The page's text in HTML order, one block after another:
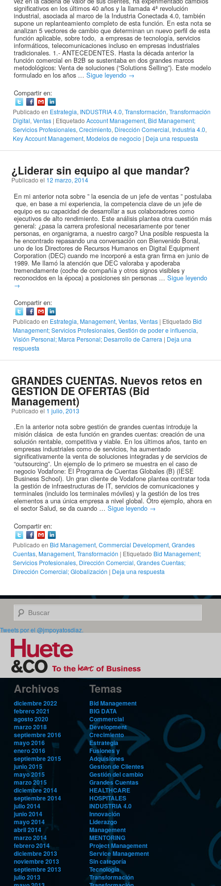
significativos en los últimos 40 años y la llamada 4ª revolución
industrial, asociada al marco de la Industria Conectada 4.0, también
supone un replanteamiento completo de esta función. En esta nota se
analizan 5 vectores de cambio que determinan un nuevo perfil de esta
función aplicable, sobre todo, a empresas de tecnología, servicios
informáticos, telecomunicaciones incluso en empresas industriales
tradicionales. 1.- ANTECEDENTES. Hasta la década anterior la
función comercial en B2B se sustentaba en dos grandes marcos
metodológicos: Venta de soluciones (“Solutions Selling”). Este modelo
formulado en los años …Sigue leyendo →
Compartir en:
Publicado en Estrategia, INDUSTRIA 4.0,Transformación,Transformación
Digital,Ventas | Etiquetado Account Management, Bid Management;
Servicios Profesionales,Crecimiento, Dirección Comercial, Industria 4.0,
Key Account Management,Modelos de negocio | Deja una respuesta
¿Liderar sin equipo al que mandar?
Publicado el 12 marzo, 2014
En mi anterior nota sobre ” la esencia de un jefe de ventas ” postulaba
que, en base a mi experiencia, la competencia clave de un jefe de
equipo es su capacidad de desarrollar a sus colaboradores como
ejecutivos de alto rendimiento. Este análisis plantea otra cuestión más
general: ¿pasa la carrera profesional necesariamente por tener
personas, en organigrama, a nuestro cargo? Una posible respuesta la
he encontrado repasando una conversación con Bienvenido Bonal,
uno de los Directores de Recursos Humanos en Digital Equipment
Corporation (DEC) cuando me incorporé a esta gran firma en junio de
1989. Me llamó la atención que DEC valoraba y apoderaba
tremendamente (coche de compañía y otros signos visibles y
reconocidos en la época) a posiciones sin personas …Sigue leyendo
→
Compartir en:
Publicado en Estrategia,Management,Ventas,Ventas | Etiquetado Bid
Management; Servicios Profesionales,Gestión de poder e influencia,
Visión Personal; Marca Personal; Desarrollo de Carrera | Deja una
respuesta
GRANDES CUENTAS. Nuevos retos en
GESTION DE OFERTAS (Bid
Management)
Publicado el 1 julio, 2013
.En la anterior nota sobre gestión de grandes cuentas introduje la
misión clásica de esta función en grandes cuentas: creación de una
solución rentable, competitiva y viable. En los últimos años, tanto en
empresas industriales como de servicios, ha aumentado
significativamente la venta de soluciones integradas y de servicios de
“outsourcing”. Un ejemplo de lo primero se muestra en el caso de
negocio Vodafone: El Programa de Cuentas Globales (B) (IESE
Business School). Un gran cliente de Vodafone plantea contratar toda
la gestión de infraestructuras de IT, servicios de comunicaciones y
terminales (incluido los terminales móviles) y la gestión de los tres
elementos a una única empresa a nivel global. Otro ejemplo, ahora en
el sector Salud, se da cuando …Sigue leyendo →
Compartir en:
Publicado en Bid Management,Commercial Development,Grandes
Cuentas,Management,Transformación | Etiquetado Bid Management;
Servicios Profesionales, Dirección Comercial,Grandes Cuentas;
Dirección Comercial; Globalización | Deja una respuesta
Buscar
Tweets por el @jmpoyatosdiaz.
Archivos
diciembre 2022
febrero 2021
agosto 2020
marzo 2018
septiembre 2016
mayo 2016
enero 2016
septiembre 2015
junio 2015
mayo 2015
marzo 2015
diciembre 2014
septiembre 2014
julio 2014
junio 2014
mayo 2014
abril 2014
marzo 2014
febrero 2014
diciembre 2013
noviembre 2013
septiembre 2013
julio 2013
Temas
Bid Management
BIG DATA
Commercial
Development
Crecimiento
Estrategia
Fusiones y
Adquisiones
Gestion de Clientes
Gestión del cambio
Grandes Cuentas
HEALTHCARE
HOSPITALES
INDUSTRIA 4.0
Innovación
Liderazgo
Management
MENTORING
Project Management
Service Management
Sin categoría
Tecnología
Transformación